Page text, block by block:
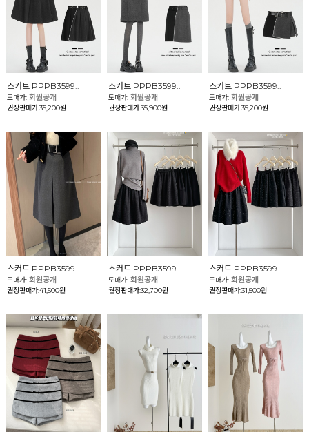
스커트 PPPB3599..
도매가: 회원공개
권장판매가:35,200원
스커트 PPPB3599..
도매가: 회원공개
권장판매가:35,900원
스커트 PPPB3599..
도매가:회원공개
권장판매가:35,200원
스커트 PPPB3599..
도매가: 회원공개
권장판매가:41,500원
스커트 PPPB3599..
도매가: 회원공개
권장판매가:32,700원
스커트 PPPB3599..
도매가:회원공개
권장판매가:31,500원